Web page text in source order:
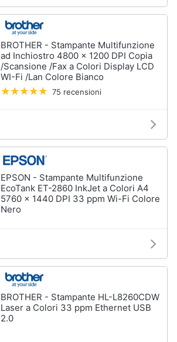
BROTHER - Stampante Multifunzione
ad Inchiostro 4800 x 1200 DPI Copia
/Scansione /Fax a Colori Display LCD
WI-Fi /Lan Colore Bianco
75 recensioni
EPSON - Stampante Multifunzione
EcoTank ET-2860 InkJet a Colori A4
5760 x 1440 DPI 33 ppm Wi-Fi Colore
Nero
BROTHER - Stampante HL-L8260CDW
Laser a Colori 33 ppm Ethernet USB
2.0